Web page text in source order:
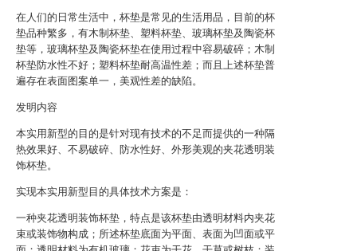
在人们的日常生活中，杯垫是常见的生活用品，目前的杯
垫品种繁多，有木制杯垫、塑料杯垫、玻璃杯垫及陶瓷杯
垫等，玻璃杯垫及陶瓷杯垫在使用过程中容易破碎；木制
杯垫防水性不好；塑料杯垫耐高温性差；而且上述杯垫普
遍存在表面图案单一，美观性差的缺陷。
发明内容
本实用新型的目的是针对现有技术的不足而提供的一种隔
热效果好、不易破碎、防水性好、外形美观的夹花透明装
饰杯垫。
实现本实用新型目的具体技术方案是：
一种夹花透明装饰杯垫，特点是该杯垫由透明材料内夹花
束或装饰物构成；所述杯垫底面为平面、表面为凹面或平